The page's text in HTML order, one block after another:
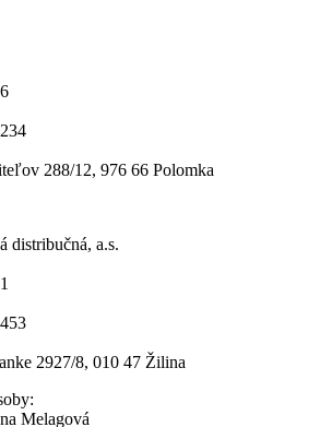
288/12, 976 66 Polomka
distribučná, a.s.
2927/8, 010 47 Žilina
Melagová